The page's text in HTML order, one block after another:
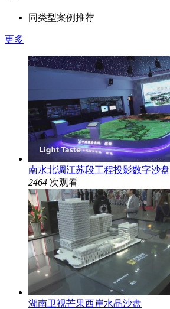
同类型案例推荐
更多
南水北调江苏段工程投影数字沙盘
2464 次观看
湖南卫视芒果西岸水晶沙盘